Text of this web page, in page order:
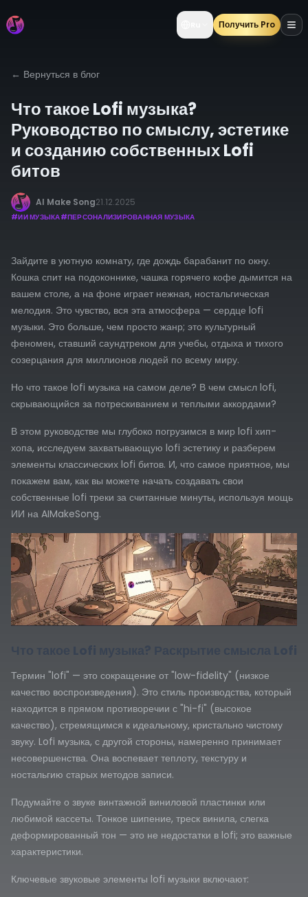
Получить Pro
← Вернуться в блог
Что такое Lofi музыка?
Руководство по смыслу, эстетике
и созданию собственных Lofi
битов
AI Make Song21.12.2025
#ИИ МУЗЫКА#ПЕРСОНАЛИЗИРОВАННАЯ МУЗЫКА
Зайдите в уютную комнату, где дождь барабанит по окну.
Кошка спит на подоконнике, чашка горячего кофе дымится на
вашем столе, а на фоне играет нежная, ностальгическая
мелодия. Это чувство, вся эта атмосфера — сердце lofi
музыки. Это больше, чем просто жанр; это культурный
феномен, ставший саундтреком для учебы, отдыха и тихого
созерцания для миллионов людей по всему миру.
Но что такое lofi музыка на самом деле? В чем смысл lofi,
скрывающийся за потрескиванием и теплыми аккордами?
В этом руководстве мы глубоко погрузимся в мир lofi хип-
хопа, исследуем захватывающую lofi эстетику и разберем
элементы классических lofi битов. И, что самое приятное, мы
покажем вам, как вы можете начать создавать свои
собственные lofi треки за считанные минуты, используя мощь
ИИ на AIMakeSong.
Что такое Lofi музыка? Раскрытие смысла Lofi
Термин "lofi" — это сокращение от "low-fidelity" (низкое
качество воспроизведения). Это стиль производства, который
находится в прямом противоречии с "hi-fi" (высокое
качество), стремящимся к идеальному, кристально чистому
звуку. Lofi музыка, с другой стороны, намеренно принимает
несовершенства. Она воспевает теплоту, текстуру и
ностальгию старых методов записи.
Подумайте о звуке винтажной виниловой пластинки или
любимой кассеты. Тонкое шипение, треск винила, слегка
деформированный тон — это не недостатки в lofi; это важные
характеристики.
Ключевые звуковые элементы lofi музыки включают: